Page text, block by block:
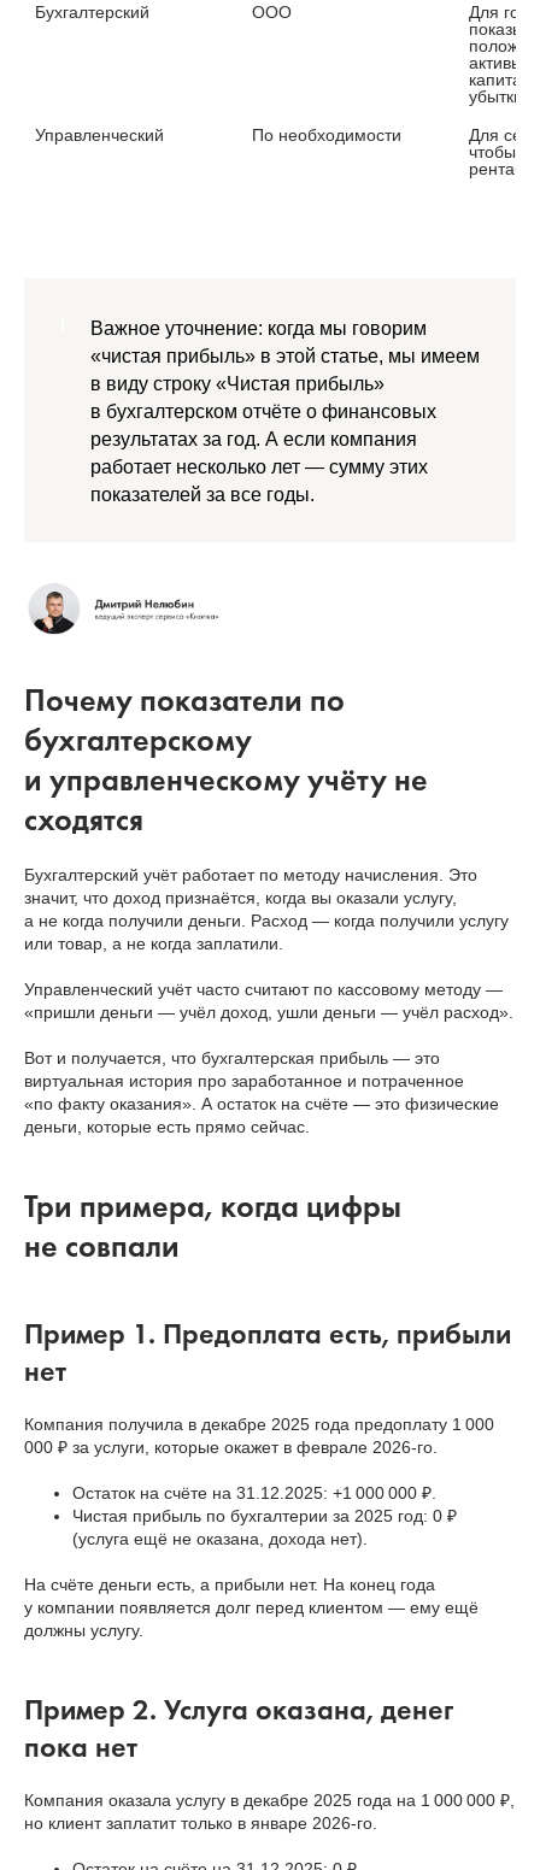
Для
активы,
Управленческий
По необходимости
Для
чтобы
Важное уточнение: когда мы говорим
«чистая прибыль» в этой статье, мы имеем
в виду строку «Чистая прибыль»
в бухгалтерском отчёте о финансовых
результатах за год. А если компания
работает несколько лет — сумму этих
показателей за все годы.
Почему показатели по
бухгалтерскому
и управленческому учёту не
сходятся
Бухгалтерский учёт работает по методу начисления. Это
значит, что доход признаётся, когда вы оказали услугу,
а не когда получили деньги. Расход — когда получили услугу
или товар, а не когда заплатили.
Управленческий учёт часто считают по кассовому методу —
«пришли деньги — учёл доход, ушли деньги — учёл расход».
Вот и получается, что бухгалтерская прибыль — это
виртуальная история про заработанное и потраченное
«по факту оказания». А остаток на счёте — это физические
деньги, которые есть прямо сейчас.
Три примера, когда цифры
не совпали
Пример 1. Предоплата есть, прибыли
нет
Компания получила в декабре 2025 года предоплату 1 000
000 ₽ за услуги, которые окажет в феврале 2026-го.
Остаток на счёте на 31.12.2025: +1 000 000 ₽.
Чистая прибыль по бухгалтерии за 2025 год: 0 ₽
(услуга ещё не оказана, дохода нет).
На счёте деньги есть, а прибыли нет. На конец года
у компании появляется долг перед клиентом — ему ещё
должны услугу.
Пример 2. Услуга оказана, денег
пока нет
Компания оказала услугу в декабре 2025 года на 1 000 000 ₽,
но клиент заплатит только в январе 2026-го.